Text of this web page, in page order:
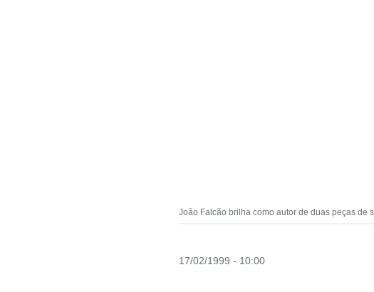
João Falcão brilha como autor de duas peças de
17/02/1999 - 10:00